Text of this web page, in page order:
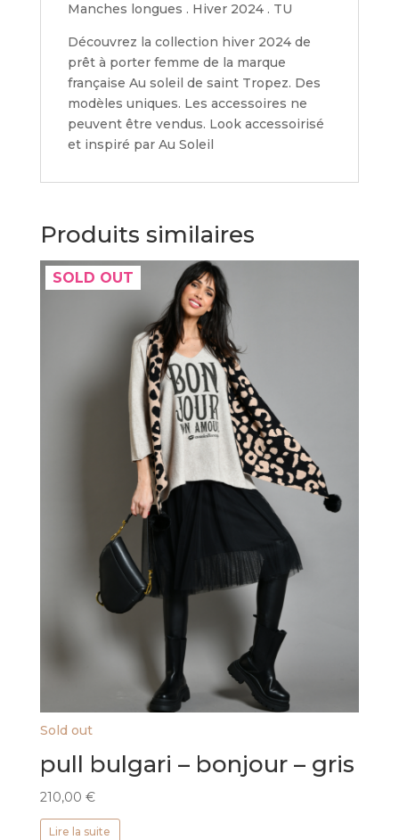
Manches longues . Hiver 2024 . TU
Découvrez la collection hiver 2024 de
prêt à porter femme de la marque
française Au soleil de saint Tropez. Des
modèles uniques. Les accessoires ne
peuvent être vendus. Look accessoirisé
et inspiré par Au Soleil
Produits similaires
SOLD OUT
Sold out
pull bulgari – bonjour – gris
210,00 €
Lire la suite